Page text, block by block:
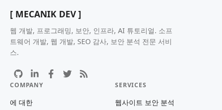
[ MECANIK DEV ]
웹 개발, 프로그래밍, 보안, 인프라, AI 튜토리얼. 소프
트웨어 개발, 웹 개발, SEO 감사, 보안 분석 전문 서비
스.
COMPANY
에 대한
SERVICES
웹사이트 보안 분석